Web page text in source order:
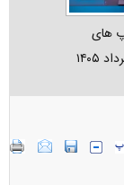
های